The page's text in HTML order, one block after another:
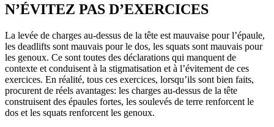
N’ÉVITEZ PAS D’EXERCICES
La levée de charges au-dessus de la tête est mauvaise pour l’épaule,
les deadlifts sont mauvais pour le dos, les squats sont mauvais pour
les genoux. Ce sont toutes des déclarations qui manquent de
contexte et conduisent à la stigmatisation et à l’évitement de ces
exercices. En réalité, tous ces exercices, lorsqu’ils sont bien faits,
procurent de réels avantages: les charges au-dessus de la tête
construisent des épaules fortes, les soulevés de terre renforcent le
dos et les squats renforcent les genoux.